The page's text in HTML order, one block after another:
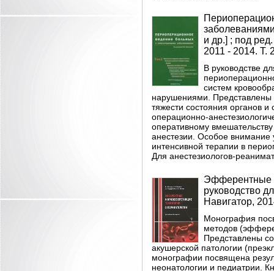
и др.] ; под
2011 - 2014. Т.
В руководстве
систем
нарушениями. Представлены
тяжести состояния органов
операционно-
оперативному
анестезии. Особое внимание
интенсивной терапии в
Для анестезиологов-
Эфферентные
руководство
Навигатор,
Монография
методов
Представлены
акушерской патологии
монографии посвящена
неонатологии и педиатрии.